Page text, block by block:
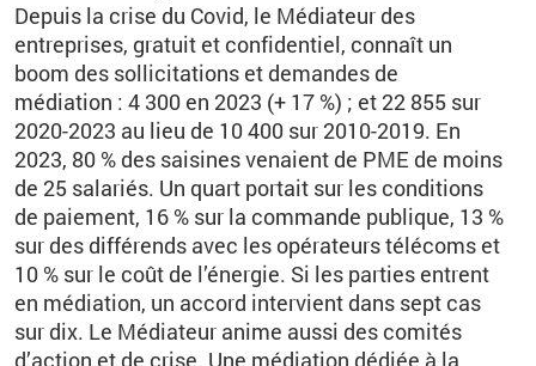
Depuis la crise du Covid, le Médiateur des
entreprises, gratuit et confidentiel, connaît un
boom des sollicitations et demandes de
médiation : 4 300 en 2023 (+ 17 %) ; et 22 855 sur
2020-2023 au lieu de 10400 sur 2010-2019. En
2023, 80 % des saisines venaient de PME de moins
de 25 salariés. Un quart portait sur les conditions
de paiement, 16 % sur la commande publique, 13 %
sur des différends avec les opérateurs télécoms et
10 % sur le coût de l’énergie. Si les parties entrent
en médiation, un accord intervient dans sept cas
sur dix. Le Médiateur anime aussi des comités
d’action et de crise. Une médiation dédiée à la